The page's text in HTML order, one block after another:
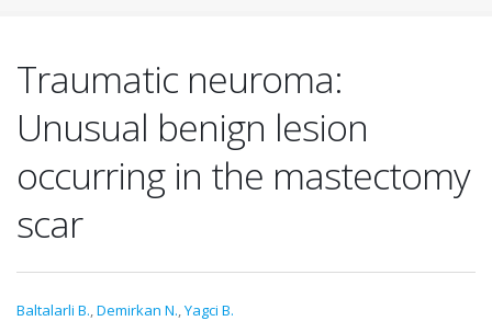
Traumatic neuroma:
Unusual benign lesion
occurring in the mastectomy
scar
Baltalarli B.,Demirkan N.,Yagci B.